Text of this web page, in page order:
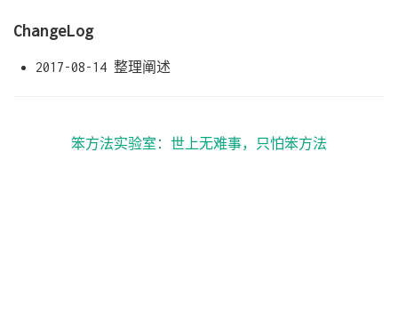
ChangeLog
2017-08-14 整理阐述
笨方法实验室：世上无难事，只怕笨方法